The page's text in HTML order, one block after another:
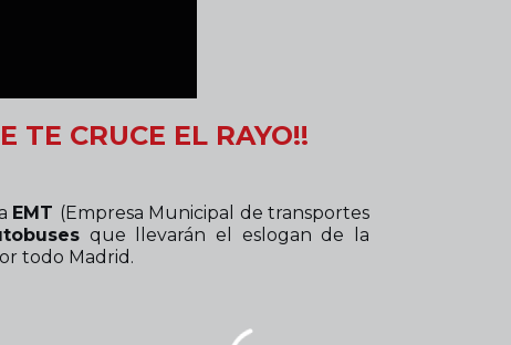
TE CRUCE EL RAYO!!
EMT (Empresa Municipal de transportes
que llevarán el eslogan de la
todo Madrid.